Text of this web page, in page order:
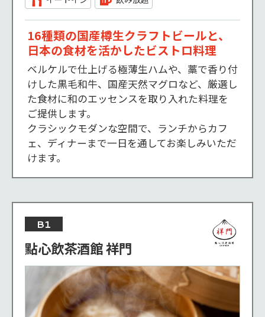
16種類の国産樽生クラフトビールと、
日本の食材を活かしたビストロ料理
ベルケルで仕上げる極薄生ハムや、藁で香り付
けした黒毛和牛、国産天然マグロなど、厳選し
た食材に和のエッセンスを取り入れた料理を
ご提供します。
クラシックモダンな空間で、ランチからカフ
ェ、ディナーまで一日を通してお楽しみいただ
けます。
B1
點心飲茶酒館 祥門